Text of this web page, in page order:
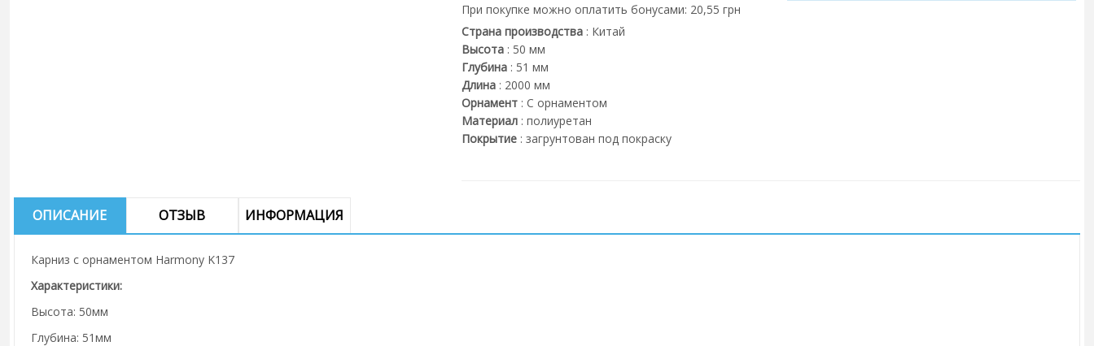
При покупке можно оплатить бонусами: 20,55 грн
Страна производства: Китай
Высота: 50 мм
Глубина: 51 мм
Длина: 2000 мм
Орнамент: С орнаментом
Материал: полиуретан
Покрытие: загрунтован под покраску
ОПИСАНИЕ ОТЗЫВ ИНФОРМАЦИЯ
Карниз с орнаментом Harmony K137
Характеристики:
Высота: 50мм
Глубина: 51мм